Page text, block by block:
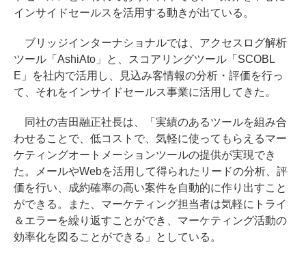
インサイドセールスを活用する動きが出ている。
ブリッジインターナショナルでは、アクセスログ解析
ツール「AshiAto」と、スコアリングツール「SCOBL
E」を社内で活用し、見込み客情報の分析・評価を行っ
て、それをインサイドセールス事業に活用してきた。
同社の吉田融正社長は、「実績のあるツールを組み合
わせることで、低コストで、気軽に使ってもらえるマー
ケティングオートメーションツールの提供が実現でき
た。メールやWebを活用して得られたリードの分析、評
価を行い、成約確率の高い案件を自動的に作り出すこと
ができる。また、マーケティング担当者は気軽にトライ
＆エラーを繰り返すことができ、マーケティング活動の
効率化を図ることができる」としている。